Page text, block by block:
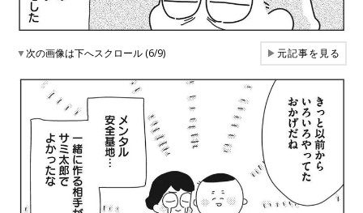
▼次の画像は下へスクロール (6/9) ▶元記事を見る